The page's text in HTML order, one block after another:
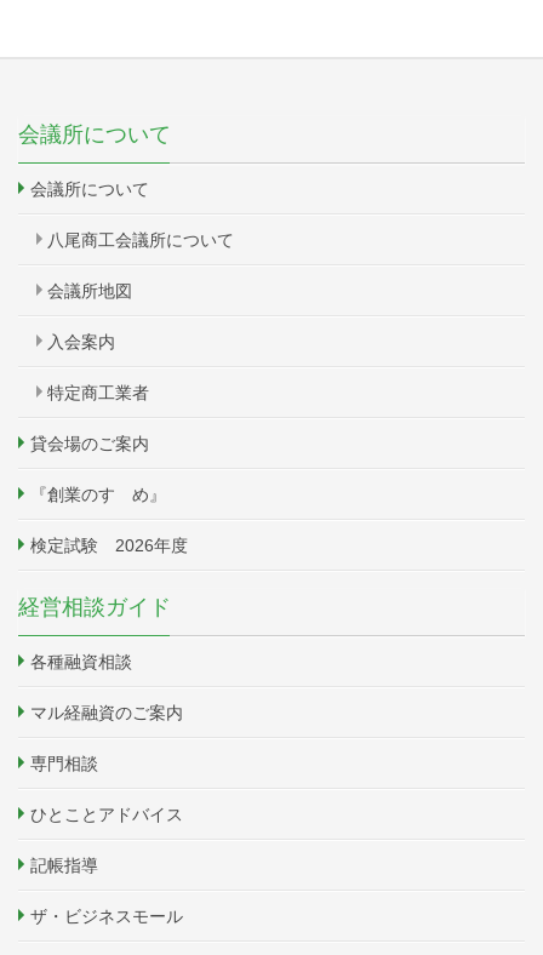
会議所について
会議所について
八尾商工会議所について
会議所地図
入会案内
特定商工業者
貸会場のご案内
『創業のすゝめ』
検定試験 2026年度
経営相談ガイド
各種融資相談
マル経融資のご案内
専門相談
ひとことアドバイス
記帳指導
ザ・ビジネスモール